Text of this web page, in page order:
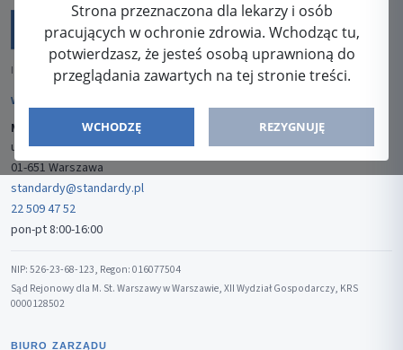
Strona przeznaczona dla lekarzy i osób
pracujących w ochronie zdrowia. Wchodząc tu,
potwierdzasz, że jesteś osobą uprawnioną do
przeglądania zawartych na tej stronie treści.
WCHODZĘ REZYGNUJĘ
ISSN: 2080-5438
WYDAWCA
Media-Press Sp. z o.o.
ul. Gwiaździsta 7B/8
01-651 Warszawa
standardy@standardy.pl
22 509 47 52
pon-pt 8:00-16:00
NIP: 526-23-68-123, Regon: 016077504
Sąd Rejonowy dla M. St. Warszawy w Warszawie, XII Wydział Gospodarczy, KRS
0000128502
BIURO ZARZĄDU